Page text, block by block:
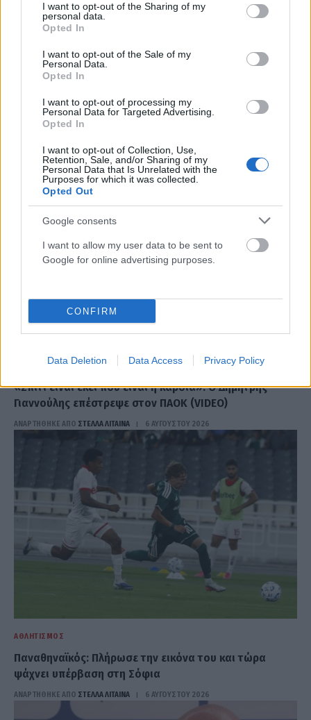
not limited to your visit or usage behaviour. You may click to
grant or deny consent to Google and its third-party tags to
use your data for below specified purposes in below Google
consent section.
I want to opt-out of the Sharing of my
personal data.
Opted In
I want to opt-out of the Sale of my
Personal Data.
Opted In
I want to opt-out of processing my
Personal Data for Targeted Advertising.
Opted In
I want to opt-out of Collection, Use,
Retention, Sale, and/or Sharing of my
Personal Data that Is Unrelated with the
Purposes for which it was collected.
Opted Out
Google consents
I want to allow my user data to be sent to
Google for online advertising purposes.
CONFIRM
Data Deletion Data Access Privacy Policy
Στα άκρα η κόντρα UEFA – FIFA: Παραμένει στο τραπέζι
το μποϊκοτάζ του Μουντιάλ
ΑΝΑΡΤΗΘΗΚΕ ΑΠΟΆΛΚΗΣΤΗ ΓΑΤΟΠΟΎΛΟΥ 6 ΑΥΓΟΎΣΤΟΥ 2026
ΑΘΛΗΤΙΣΜΌΣ
«Σπίτι είναι εκεί που είναι η καρδιά»: Ο Δημήτρης
Γιαννούλης επέστρεψε στον ΠΑΟΚ (VIDEO)
ΑΝΑΡΤΗΘΗΚΕ ΑΠΟ ΣΤΈΛΛΑ ΛΊΤΑΙΝΑ 6 ΑΥΓΟΎΣΤΟΥ 2026
ΑΘΛΗΤΙΣΜΌΣ
Παναθηναϊκός: Πλήρωσε την εικόνα του και τώρα
ψάχνει υπέρβαση στη Σόφια
ΑΝΑΡΤΗΘΗΚΕ ΑΠΟ ΣΤΈΛΛΑ ΛΊΤΑΙΝΑ 6 ΑΥΓΟΎΣΤΟΥ 2026